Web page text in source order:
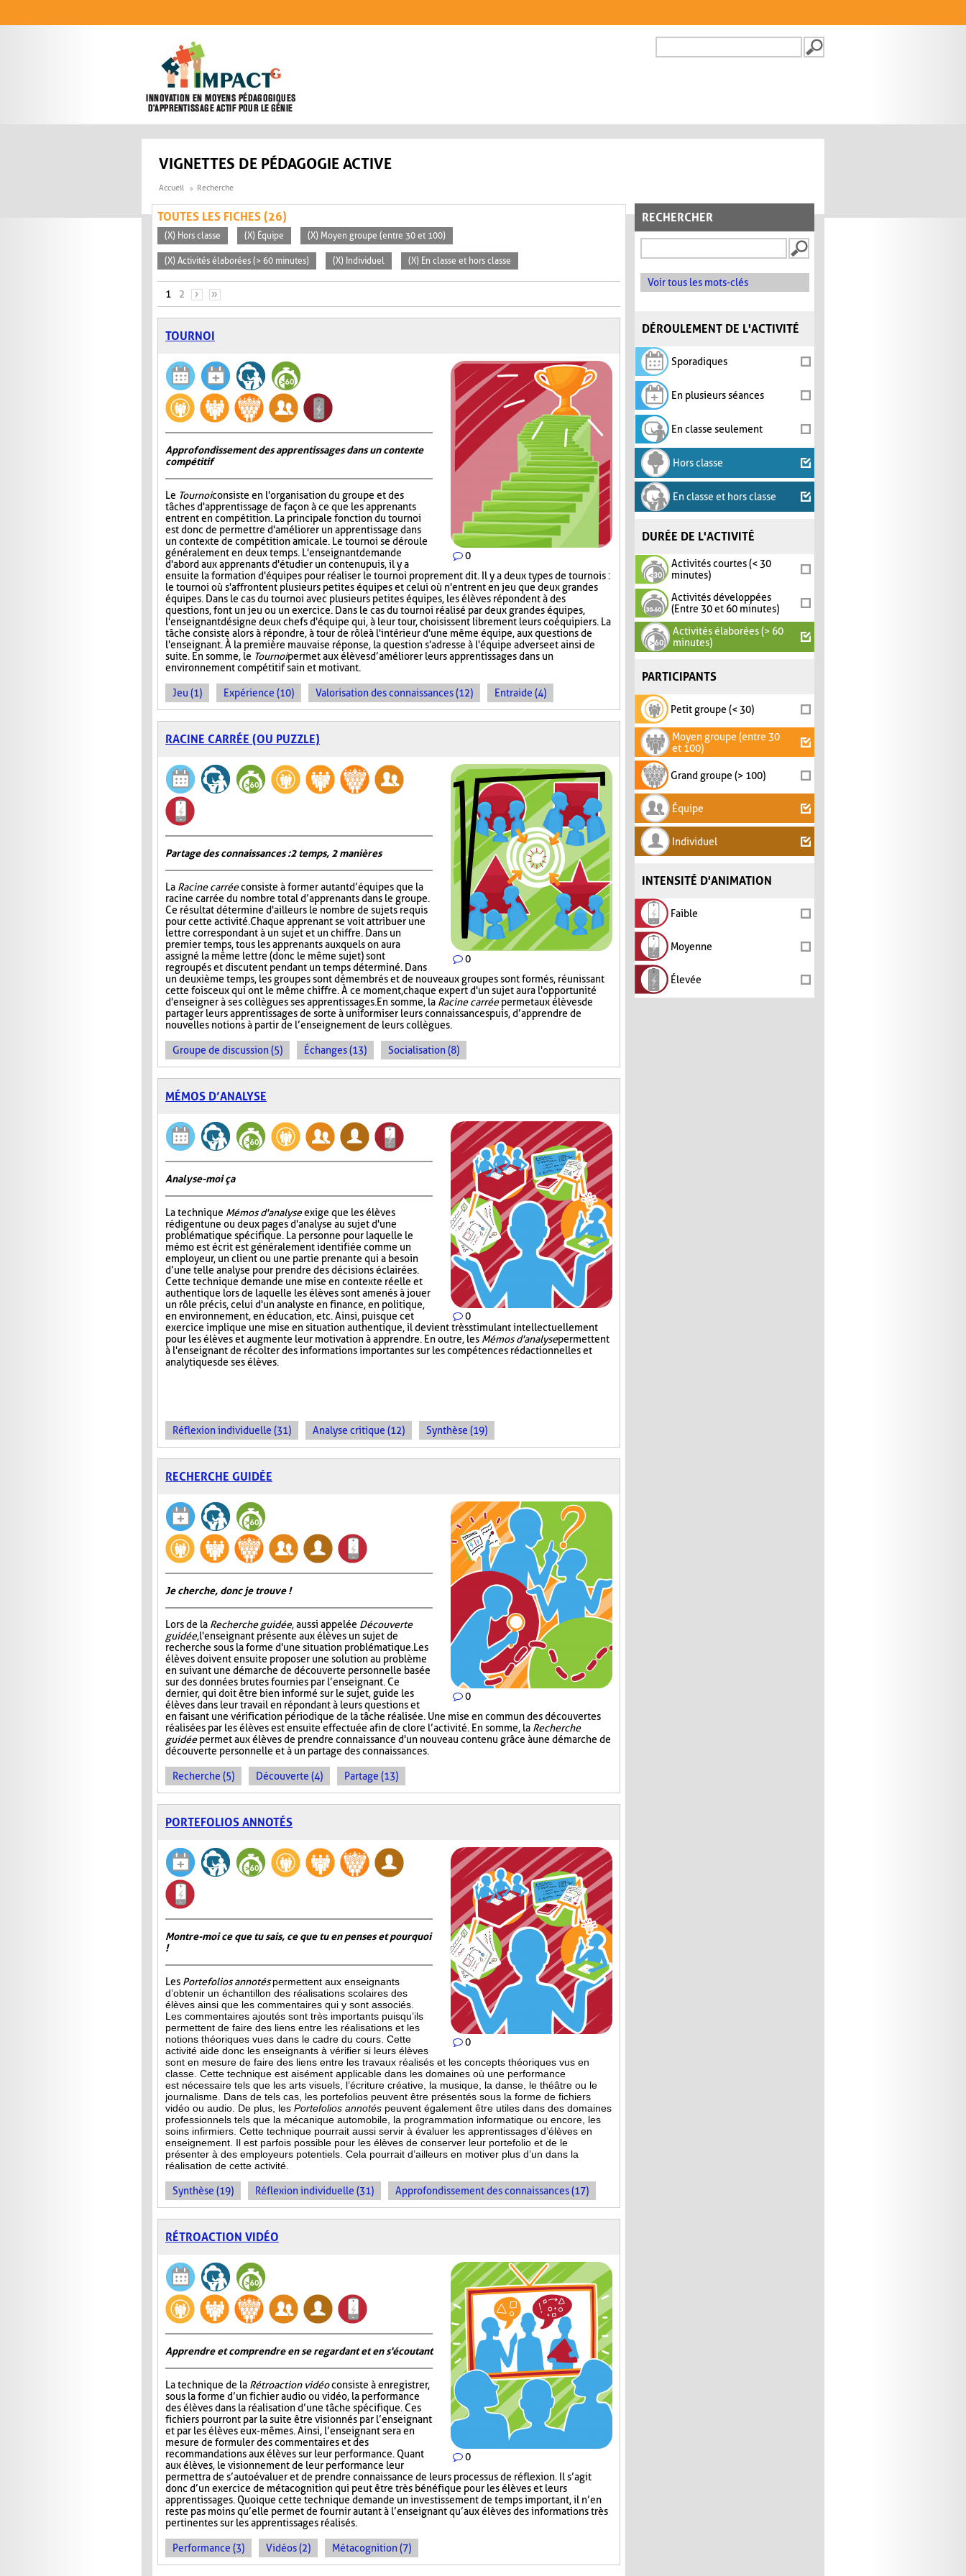
FORMULAIRE DE
VIGNETTES DE PÉDAGOGIE ACTIVE
Accueil Recherche
RECHERCHER
Voir tous les mots-clés
DÉROULEMENT DE L'ACTIVITÉ
Sporadiques
En plusieurs séances
En classe seulement
Hors classe
En classe et hors classe
DURÉE DE L'ACTIVITÉ
Activités courtes (< 30
minutes)
Activités développées
(Entre 30 et 60 minutes)
Activités élaborées (> 60
minutes)
PARTICIPANTS
Petit groupe (< 30)
Moyen groupe (entre 30
et 100)
Grand groupe (> 100)
Équipe
Individuel
INTENSITÉ D'ANIMATION
Faible
Moyenne
Élevée
TOUTES LES FICHES (26)
(X) Hors classe (X) Équipe (X) Moyen groupe (entre 30 et 100)
(X) Activités élaborées (> 60 minutes) (X) Individuel (X) En classe et hors classe
PAGES
1 2 › »
TOURNOI
0
Approfondissement des apprentissages dans un contexte
compétitif
Le Tournoiconsiste en l'organisation du groupe et des
tâches d'apprentissage de façon à ce que les apprenants
entrent en compétition. La principale fonction du tournoi
est donc de permettre d'améliorer un apprentissage dans
un contexte de compétition amicale. Le tournoi se déroule
généralement en deux temps. L'enseignant demande
d'abord aux apprenants d'étudier un contenu puis, il y a
ensuite la formation d'équipes pour réaliser le tournoi proprement dit. Il y a deux types de tournois :
le tournoi où s'affrontent plusieurs petites équipes et celui où n'entrent en jeu que deux grandes
équipes. Dans le cas du tournoi avec plusieurs petites équipes, les élèves répondent à des
questions, font un jeu ou un exercice. Dans le cas du tournoi réalisé par deux grandes équipes,
l'enseignant désigne deux chefs d'équipe qui, à leur tour, choisissent librement leurs coéquipiers. La
tâche consiste alors à répondre, à tour de rôle à l'intérieur d'une même équipe, aux questions de
l'enseignant. À la première mauvaise réponse, la question s'adresse à l'équipe adverse et ainsi de
suite. En somme, le Tournoipermet aux élèves d’améliorer leurs apprentissages dans un
environnement compétitif sain et motivant.
Jeu (1) Expérience (10) Valorisation des connaissances (12) Entraide (4)
RACINE CARRÉE (OU PUZZLE)
0
Partage des connaissances : 2 temps, 2 manières
La Racine carréeconsiste à former autant d’équipes que la
racine carrée du nombre total d’apprenants dans le groupe.
Ce résultat détermine d'ailleurs le nombre de sujets requis
pour cette activité. Chaque apprenant se voit attribuer une
lettre correspondant à un sujet et un chiffre. Dans un
premier temps, tous les apprenants auxquels on aura
assigné la même lettre (donc le même sujet) sont
regroupés et discutent pendant un temps déterminé. Dans
un deuxième temps, les groupes sont démembrés et de nouveaux groupes sont formés, réunissant
cette fois ceux qui ont le même chiffre. À ce moment, chaque expert d'un sujet aura l'opportunité
d'enseigner à ses collègues ses apprentissages. En somme, la Racine carréepermet aux élèves de
partager leurs apprentissages de sorte à uniformiser leurs connaissances puis, d’apprendre de
nouvelles notions à partir de l’enseignement de leurs collègues.
Groupe de discussion (5) Échanges (13) Socialisation (8)
MÉMOS D’ANALYSE
0
Analyse-moi ça
La technique Mémos d'analyseexige que les élèves
rédigent une ou deux pages d'analyse au sujet d'une
problématique spécifique. La personne pour laquelle le
mémo est écrit est généralement identifiée comme un
employeur, un client ou une partie prenante qui a besoin
d’une telle analyse pour prendre des décisions éclairées.
Cette technique demande une mise en contexte réelle et
authentique lors de laquelle les élèves sont amenés à jouer
un rôle précis, celui d'un analyste en finance, en politique,
en environnement, en éducation, etc. Ainsi, puisque cet
exercice implique une mise en situation authentique, il devient très stimulant intellectuellement
pour les élèves et augmente leur motivation à apprendre. En outre, les Mémos d'analysepermettent
à l'enseignant de récolter des informations importantes sur les compétences rédactionnelles et
analytiques de ses élèves.
Réflexion individuelle (31) Analyse critique (12) Synthèse (19)
RECHERCHE GUIDÉE
0
Je cherche, donc je trouve !
Lors de la Recherche guidée, aussi appelée Découverte
guidée, l'enseignant présente aux élèves un sujet de
recherche sous la forme d'une situation problématique. Les
élèves doivent ensuite proposer une solution au problème
en suivant une démarche de découverte personnelle basée
sur des données brutes fournies par l’enseignant. Ce
dernier, qui doit être bien informé sur le sujet, guide les
élèves dans leur travail en répondant à leurs questions et
en faisant une vérification périodique de la tâche réalisée. Une mise en commun des découvertes
réalisées par les élèves est ensuite effectuée afin de clore l’activité. En somme, la Recherche
guidéepermet aux élèves de prendre connaissance d'un nouveau contenu grâce à une démarche de
découverte personnelle et à un partage des connaissances.
Recherche (5) Découverte (4) Partage (13)
PORTEFOLIOS ANNOTÉS
0
Montre-moi ce que tu sais, ce que tu en penses et pourquoi
!
Les Portefolios annotés permettent aux enseignants
d’obtenir un échantillon des réalisations scolaires des
élèves ainsi que les commentaires qui y sont associés.
Les commentaires ajoutés sont très importants puisqu’ils
permettent de faire des liens entre les réalisations et les
notions théoriques vues dans le cadre du cours. Cette
activité aide donc les enseignants à vérifier si leurs élèves
sont en mesure de faire des liens entre les travaux réalisés et les concepts théoriques vus en
classe. Cette technique est aisément applicable dans les domaines où une performance
est nécessaire tels que les arts visuels, l’écriture créative, la musique, la danse, le théâtre ou le
journalisme. Dans de tels cas, les portefolios peuvent être présentés sous la forme de fichiers
vidéo ou audio. De plus, les Portefolios annotés peuvent également être utiles dans des domaines
professionnels tels que la mécanique automobile, la programmation informatique ou encore, les
soins infirmiers. Cette technique pourrait aussi servir à évaluer les apprentissages d’élèves en
enseignement. Il est parfois possible pour les élèves de conserver leur portefolio et de le
présenter à des employeurs potentiels. Cela pourrait d’ailleurs en motiver plus d’un dans la
réalisation de cette activité.
Synthèse (19) Réflexion individuelle (31) Approfondissement des connaissances (17)
RÉTROACTION VIDÉO
0
Apprendre et comprendre en se regardant et en s'écoutant
La technique de la Rétroaction vidéoconsiste à enregistrer,
sous la forme d’un fichier audio ou vidéo, la performance
des élèves dans la réalisation d’une tâche spécifique. Ces
fichiers pourront par la suite être visionnés par l’enseignant
et par les élèves eux-mêmes. Ainsi, l’enseignant sera en
mesure de formuler des commentaires et des
recommandations aux élèves sur leur performance. Quant
aux élèves, le visionnement de leur performance leur
permettra de s’autoévaluer et de prendre connaissance de leurs processus de réflexion. Il s’agit
donc d’un exercice de métacognition qui peut être très bénéfique pour les élèves et leurs
apprentissages. Quoique cette technique demande un investissement de temps important, il n’en
reste pas moins qu’elle permet de fournir autant à l’enseignant qu’aux élèves des informations très
pertinentes sur les apprentissages réalisés.
Performance (3) Vidéos (2) Métacognition (7)